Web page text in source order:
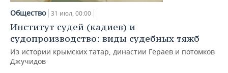
Общество 31 июл, 00:00
Институт судей (кадиев) и
судопроизводство: виды судебных тяжб
Из истории крымских татар, династии Гераев и потомков
Джучидов